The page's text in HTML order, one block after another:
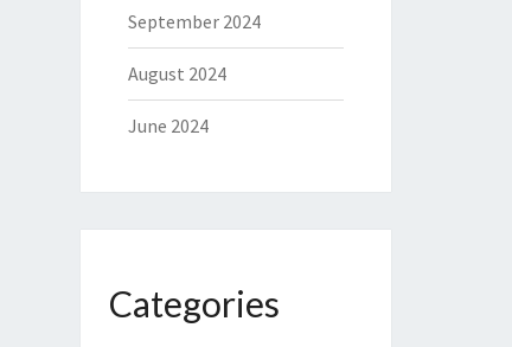
September 2024
August 2024
June 2024
Categories